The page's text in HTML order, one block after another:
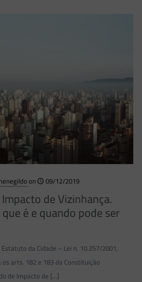
on 09/12/2019
de Vizinhança.
é e quando pode ser
da Cidade – Lei n. 10.257/2001,
arts. 182 e 183 da Constituição
de Impacto de […]